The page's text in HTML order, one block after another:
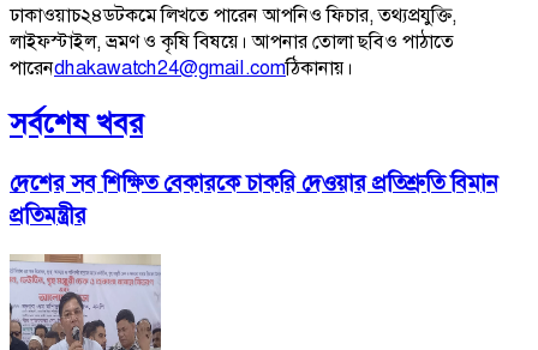
ঢাকাওয়াচ২৪ডটকমে লিখতে পারেন আপনিও ফিচার, তথ্যপ্রযুক্তি,
লাইফস্টাইল, ভ্রমণ ও কৃষি বিষয়ে। আপনার তোলা ছবিও পাঠাতে
পারেনdhakawatch24@gmail.comঠিকানায়।
সর্বশেষ খবর
দেশের সব শিক্ষিত বেকারকে চাকরি দেওয়ার প্রতিশ্রুতি বিমান
প্রতিমন্ত্রীর